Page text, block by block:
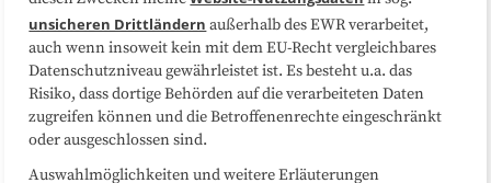
Folgen Sie uns
unsicheren Drittländern außerhalb des EWR verarbeitet,
auch wenn insoweit kein mit dem EU-Recht vergleichbares
Datenschutzniveau gewährleistet ist. Es besteht u.a. das
Risiko, dass dortige Behörden auf die verarbeiteten Daten
zugreifen können und die Betroffenenrechte eingeschränkt
oder ausgeschlossen sind.
Auswahlmöglichkeiten und weitere Erläuterungen